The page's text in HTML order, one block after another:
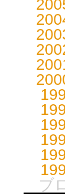
ブ